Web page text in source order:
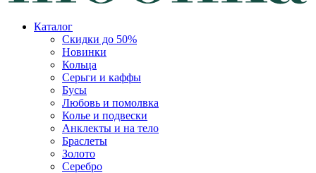
Каталог
Скидки до 50%
Новинки
Кольца
Серьги и каффы
Бусы
Любовь и помолвка
Колье и подвески
Анклекты и на тело
Браслеты
Золото
Серебро